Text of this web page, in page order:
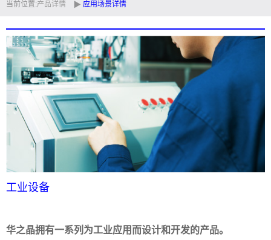
技术支持
视频中心
新闻中心
联系我们
定制品
当前位置:产品详情 应用场景详情
工业设备
华之晶拥有一系列为工业应用而设计和开发的产品。